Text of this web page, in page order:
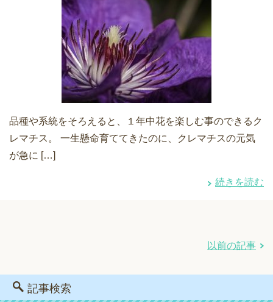
品種や系統をそろえると、１年中花を楽しむ事のできるク
レマチス。 一生懸命育ててきたのに、クレマチスの元気
が急に […]
続きを読む
以前の記事
記事検索